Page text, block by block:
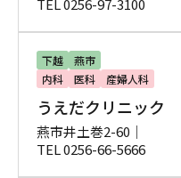
TEL 0256-97-3100
下越
燕市
内科
医科 産婦人科
うえだクリニック
燕市井土巻2-60｜
TEL 0256-66-5666